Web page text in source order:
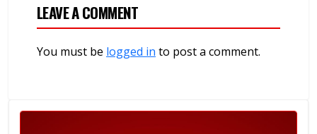
LEAVE A COMMENT
You must be logged in to post a comment.